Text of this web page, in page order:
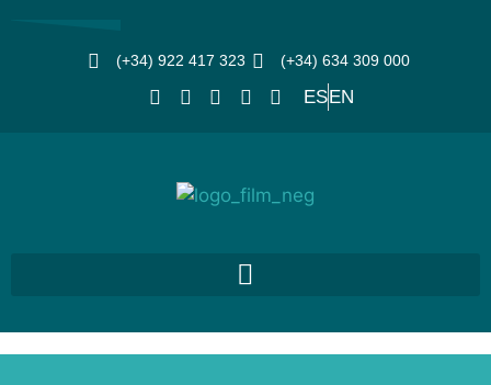
(+34) 922 417 323 (+34) 634 309 000
ESEN